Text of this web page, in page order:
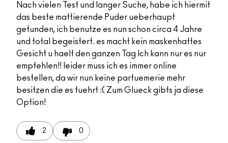
Nach vielen Test und langer Suche, habe ich hiermit
das beste mattierende Puder ueberhaupt
gefunden, ich benutze es nun schon circa 4 Jahre
und total begeistert. es macht kein maskenhaftes
Gesicht u haelt den ganzen Tag Ich kann nur es nur
empfehlen!! leider muss ich es immer online
bestellen, da wir nun keine parfuemerie mehr
besitzen die es fuehrt :( Zum Glueck gibts ja diese
Option!
2 0